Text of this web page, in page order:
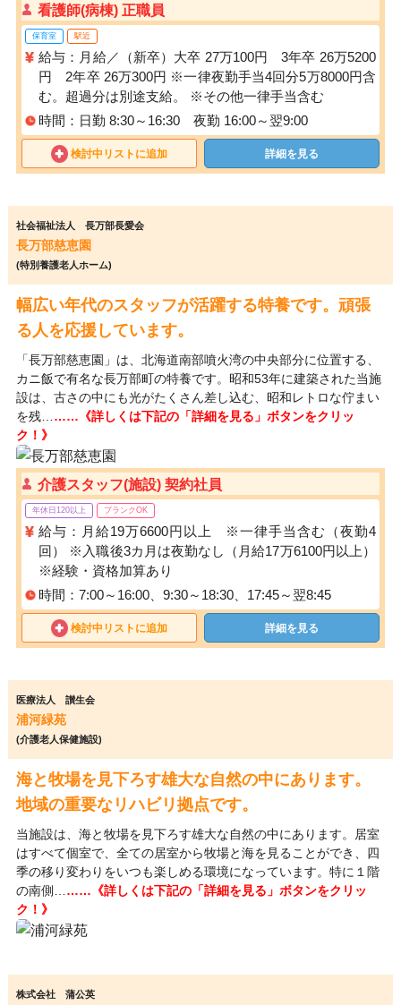
看護師(病棟) 正職員
保育室 駅近
給与：月給／（新卒）大卒 27万100円 3年卒 26万5200
円 2年卒 26万300円 ※一律夜勤手当4回分5万8000円含
む。超過分は別途支給。 ※その他一律手当含む
時間：日勤 8:30～16:30 夜勤 16:00～翌9:00
検討中リストに追加 詳細を見る
社会福祉法人 長万部長愛会
長万部慈恵園
(特別養護老人ホーム)
幅広い年代のスタッフが活躍する特養です。頑張
る人を応援しています。
「長万部慈恵園」は、北海道南部噴火湾の中央部分に位置する、
カニ飯で有名な長万部町の特養です。昭和53年に建築された当施
設は、古さの中にも光がたくさん差し込む、昭和レトロな佇まい
を残… ……《詳しくは下記の「詳細を見る」ボタンをクリッ
ク！》
介護スタッフ(施設) 契約社員
年休日120以上 ブランクOK
給与：月給19万6600円以上 ※一律手当含む（夜勤4
回） ※入職後3カ月は夜勤なし（月給17万6100円以上）
※経験・資格加算あり
時間：7:00～16:00、9:30～18:30、17:45～翌8:45
検討中リストに追加 詳細を見る
医療法人 讃生会
浦河緑苑
(介護老人保健施設)
海と牧場を見下ろす雄大な自然の中にあります。
地域の重要なリハビリ拠点です。
当施設は、海と牧場を見下ろす雄大な自然の中にあります。居室
はすべて個室で、全ての居室から牧場と海を見ることができ、四
季の移り変わりをいつも楽しめる環境になっています。特に１階
の南側… ……《詳しくは下記の「詳細を見る」ボタンをクリッ
ク！》
株式会社 蒲公英